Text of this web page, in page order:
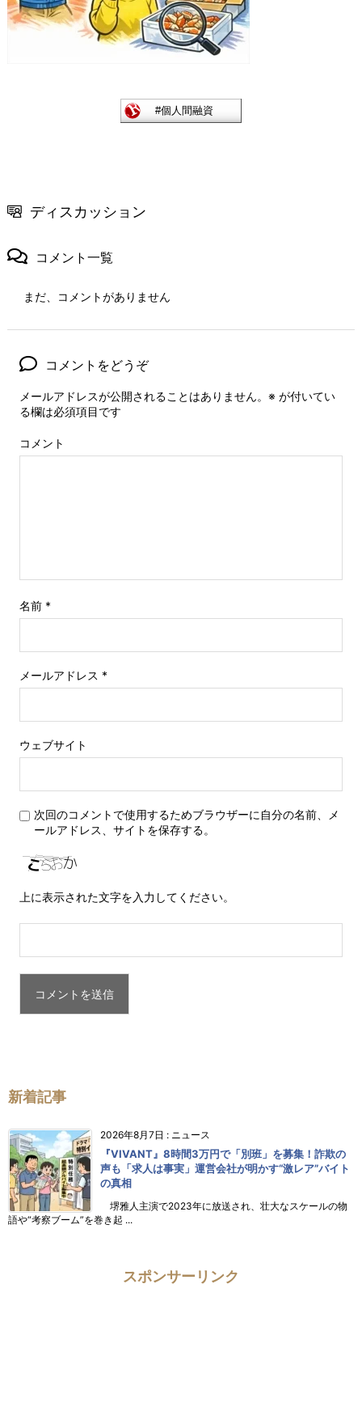
ディスカッション
コメント一覧
まだ、コメントがありません
コメントをどうぞ
メールアドレスが公開されることはありません。 ※ が付いてい
る欄は必須項目です
コメント
名前 *
メールアドレス *
ウェブサイト
次回のコメントで使用するためブラウザーに自分の名前、メ
ールアドレス、サイトを保存する。
上に表示された文字を入力してください。
新着記事
2026年8月7日 : ニュース
『VIVANT』8時間3万円で「別班」を募集！詐欺の
声も「求人は事実」運営会社が明かす“激レア”バイト
の真相
堺雅人主演で2023年に放送され、壮大なスケールの物
語や“考察ブーム”を巻き起 ...
スポンサーリンク